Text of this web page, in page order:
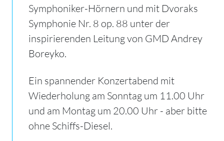
Symphoniker-Hörnern und mit Dvoraks
Symphonie Nr. 8 op. 88 unter der
inspirierenden Leitung von GMD Andrey
Boreyko.
Ein spannender Konzertabend mit
Wiederholung am Sonntag um 11.00 Uhr
und am Montag um 20.00 Uhr - aber bitte
ohne Schiffs-Diesel.